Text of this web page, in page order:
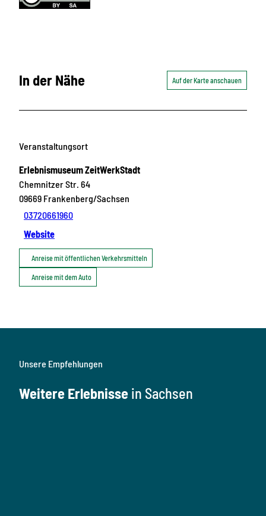
In der Nähe Auf der Karte anschauen
Veranstaltungsort
Erlebnismuseum ZeitWerkStadt
Chemnitzer Str. 64
09669 Frankenberg/Sachsen
03720661960
Website
Anreise mit öffentlichen Verkehrsmitteln
Anreise mit dem Auto
Unsere Empfehlungen
Weitere Erlebnisse in Sachsen